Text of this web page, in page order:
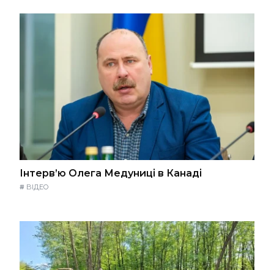
Інтерв’ю Олега Медуниці в Канаді
# ВІДЕО